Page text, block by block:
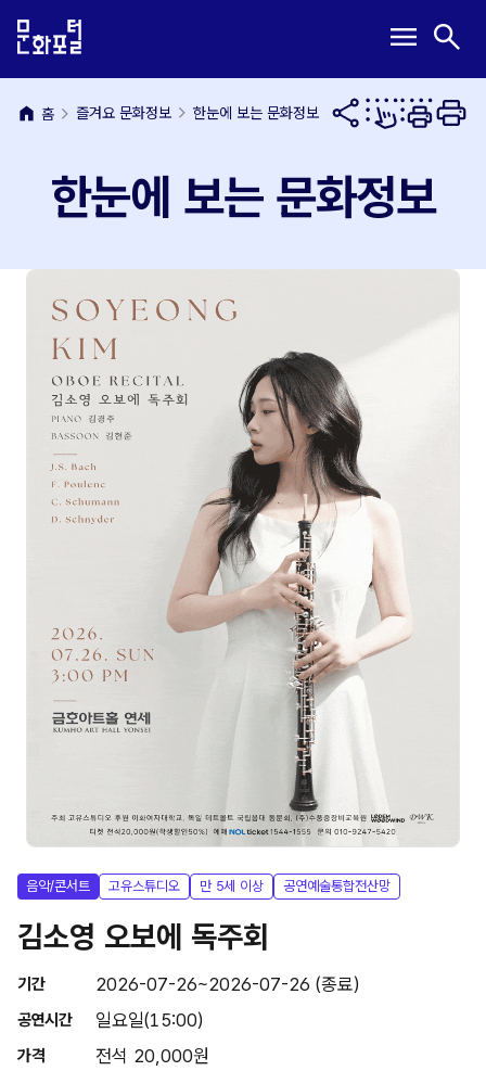
문
내
용
메
뉴
바
메
열
기
menu 검
열
기
search
home 홈 즐겨요 문화정보 한눈에 보는 문화정보
한눈에 보는 문화정보
음악/콘서트 고유스튜디오 만 5세 이상 공연예술통합전산망
김소영 오보에 독주회
기간 2026-07-26~2026-07-26 (종료)
공연시간 일요일(15:00)
가격 전석 20,000원